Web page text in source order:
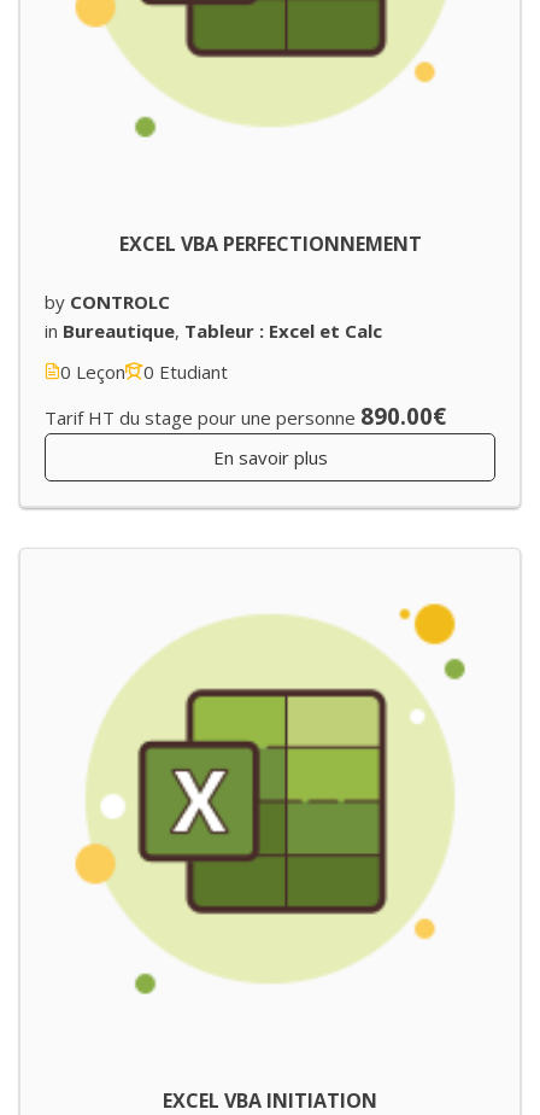
EXCEL VBA PERFECTIONNEMENT
by CONTROLC
in Bureautique, Tableur : Excel et Calc
0 Leçon
0 Etudiant
Tarif HT du stage pour une personne 890.00€
En savoir plus
EXCEL VBA INITIATION